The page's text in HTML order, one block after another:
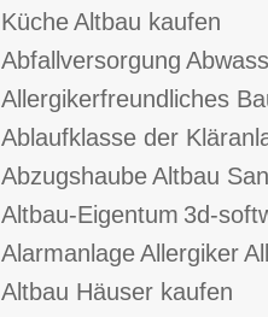
KücheAltbau kaufen
Abfallversorgung
Allergikerfreundliches
Ablaufklasse der
AbzugshaubeAltbau
Altbau-Eigentum 3d-
AlarmanlageAllergiker
Altbau Häuser kaufen